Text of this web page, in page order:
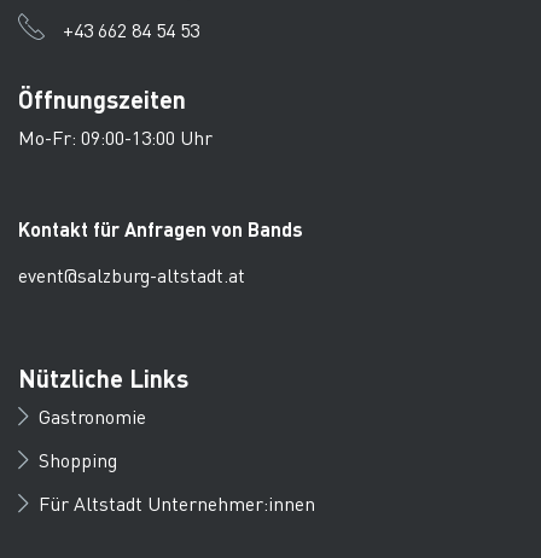
+43 662 84 54 53
Öffnungszeiten
Mo-Fr: 09:00-13:00 Uhr
Kontakt für Anfragen von Bands
event@salzburg-altstadt.at
Nützliche Links
Gastronomie
Shopping
Für Altstadt Unternehmer:innen